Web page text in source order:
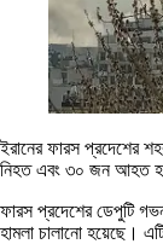
ইরানের ফারস প্রদেশের
নিহত এবং ৩০ জন আহত
ফারস প্রদেশের ডেপুটি
হামলা চালানো হয়েছে।